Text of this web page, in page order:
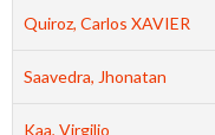
Quiroz, Carlos XAVIER
Saavedra, Jhonatan
Kaa, Virgilio